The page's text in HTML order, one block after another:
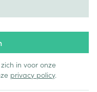
in voor onze
privacy policy.